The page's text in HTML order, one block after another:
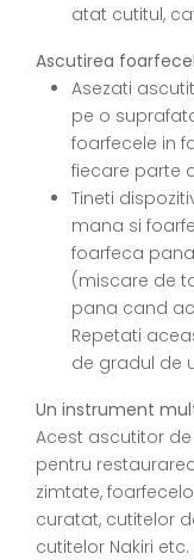
atat cutitul,
Ascutirea
Asezati
pe o
foarfecele in
fiecare parte
Tineti
mana si
foarfeca
(miscare de
pana cand
Repetati
de gradul de
Un instrument
Acest ascutitor
pentru
zimtate,
curatat, cutitelor
cutitelor Nakiri